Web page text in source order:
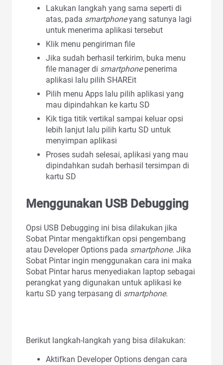
Lakukan langkah yang sama seperti di
atas, pada smartphoneyang satunya lagi
untuk menerima aplikasi tersebut
Klik menu pengiriman file
Jika sudah berhasil terkirim, buka menu
file manager di smartphonepenerima
aplikasi lalu pilih SHAREit
Pilih menu Apps lalu pilih aplikasi yang
mau dipindahkan ke kartu SD
Kik tiga titik vertikal sampai keluar opsi
lebih lanjut lalu pilih kartu SD untuk
menyimpan aplikasi
Proses sudah selesai, aplikasi yang mau
dipindahkan sudah berhasil tersimpan di
kartu SD
Menggunakan USB Debugging
Opsi USB Debugging ini bisa dilakukan jika
Sobat Pintar mengaktifkan opsi pengembang
atau Developer Options pada smartphone. Jika
Sobat Pintar ingin menggunakan cara ini maka
Sobat Pintar harus menyediakan laptop sebagai
perangkat yang digunakan untuk aplikasi ke
kartu SD yang terpasang di smartphone.
Berikut langkah-langkah yang bisa dilakukan:
Aktifkan Developer Options dengan cara